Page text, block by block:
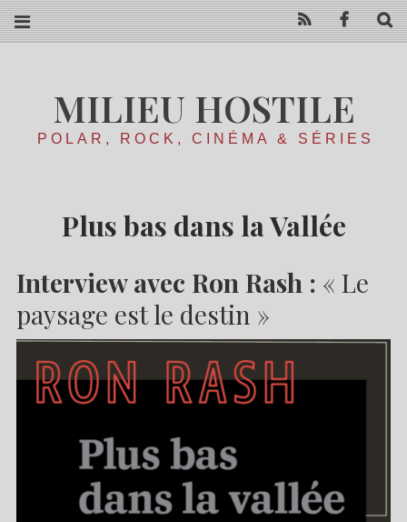
MILIEU HOSTILE
POLAR, ROCK, CINÉMA & SÉRIES
Plus bas dans la Vallée
Interview avec Ron Rash : « Le
paysage est le destin »
RSS